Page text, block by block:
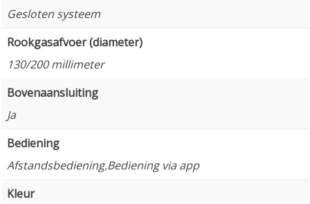
Gesloten systeem
Rookgasafvoer (diameter)
130/200 millimeter
Bovenaansluiting
Ja
Bediening
Afstandsbediening,Bediening via app
Kleur